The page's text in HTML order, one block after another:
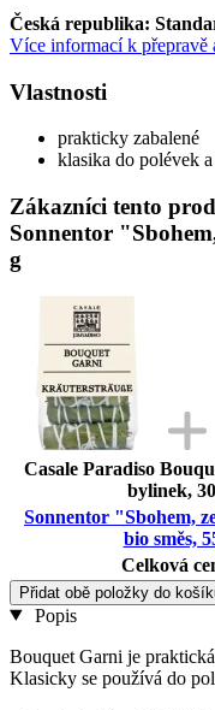
Česká republika:
Více informací k přepravě
Vlastnosti
prakticky zabalené
klasika do polévek
Zákazníci tento
Sonnentor
g
Casale Paradiso
bylinek,
Sonnentor "Sbohem,
bio směs,
Celková
Přidat obě položky do
Popis
Bouquet Garni je
Klasicky se používá do